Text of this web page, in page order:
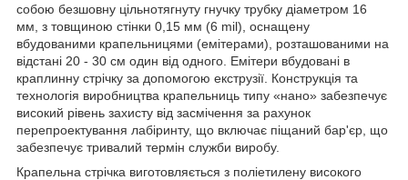
собою безшовну цільнотягнуту гнучку трубку діаметром 16
мм, з товщиною стінки 0,15 мм (6 mil), оснащену
вбудованими крапельницями (емітерами), розташованими на
відстані 20 - 30 см один від одного. Емітери вбудовані в
краплинну стрічку за допомогою екструзії. Конструкція та
технологія виробництва крапельниць типу «нано» забезпечує
високий рівень захисту від засмічення за рахунок
перепроектування лабіринту, що включає піщаний бар'єр, що
забезпечує тривалий термін служби виробу.
Крапельна стрічка виготовляється з поліетилену високого